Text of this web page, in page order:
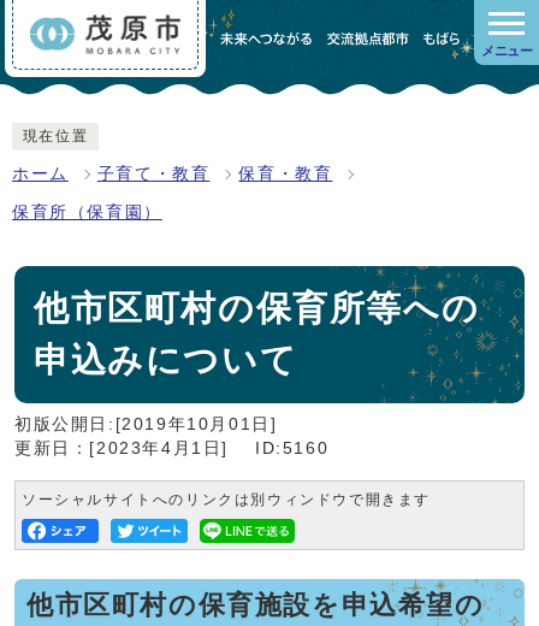
メニュー
現在位置
ホーム 子育て・教育 保育・教育
保育所（保育園）
他市区町村の保育所等への
申込みについて
初版公開日:[2019年10月01日]
更新日：[2023年4月1日]
ID:5160
ソーシャルサイトへのリンクは別ウィンドウで開きます
他市区町村の保育施設を申込希望の